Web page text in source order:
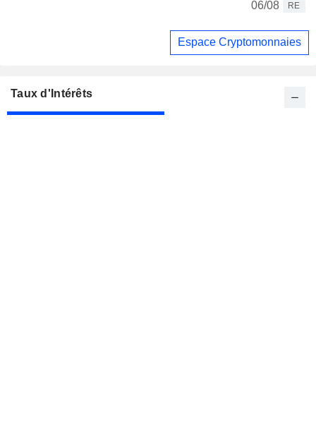
06/08
RE
Espace Cryptomonnaies
Taux d'Intérêts